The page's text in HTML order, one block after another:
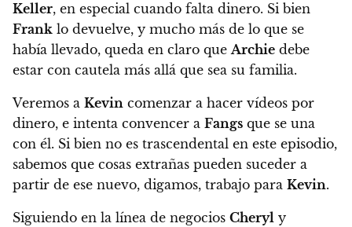
Keller, en especial cuando falta dinero. Si bien
Frank lo devuelve, y mucho más de lo que se
había llevado, queda en claro queArchie debe
estar con cautela más allá que sea su familia.
Veremos a Kevin comenzar a hacer vídeos por
dinero, e intenta convencer a Fangs que se una
con él. Si bien no es trascendental en este episodio,
sabemos que cosas extrañas pueden suceder a
partir de ese nuevo, digamos, trabajo para Kevin.
Siguiendo en la línea de negocios Cheryl y